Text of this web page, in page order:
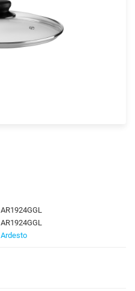
AR1924GGL
AR1924GGL
Ardesto